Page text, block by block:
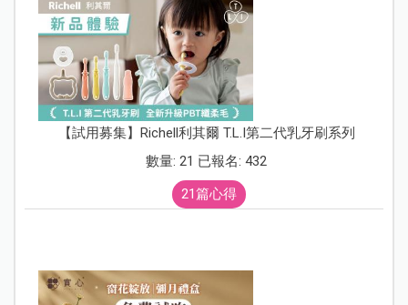
【試用募集】Richell利其爾 T.L.I第二代乳牙刷系列
數量: 21 已報名: 432
21篇心得